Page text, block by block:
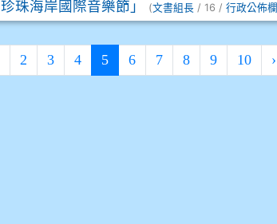
珠海岸國際音樂節」 (文書組長 / 16 /行政公佈欄
2 3 4 5(current)
6 7 8 9 10 ›